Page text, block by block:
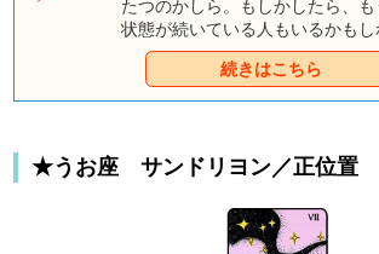
たつのかしら。もしかしたら、
状態が続いている人もいるかも
なのに、いまだにあの人の心の中
なら、次のステップに進もうとい
湧いてこないのもわかります。
進むにせよ、まずはあの人の心の
占います！ まずは、今あの人の
人がいるかどうかを見てみましょ
続きはこちら
★うお座 サンドリヨン／正位置